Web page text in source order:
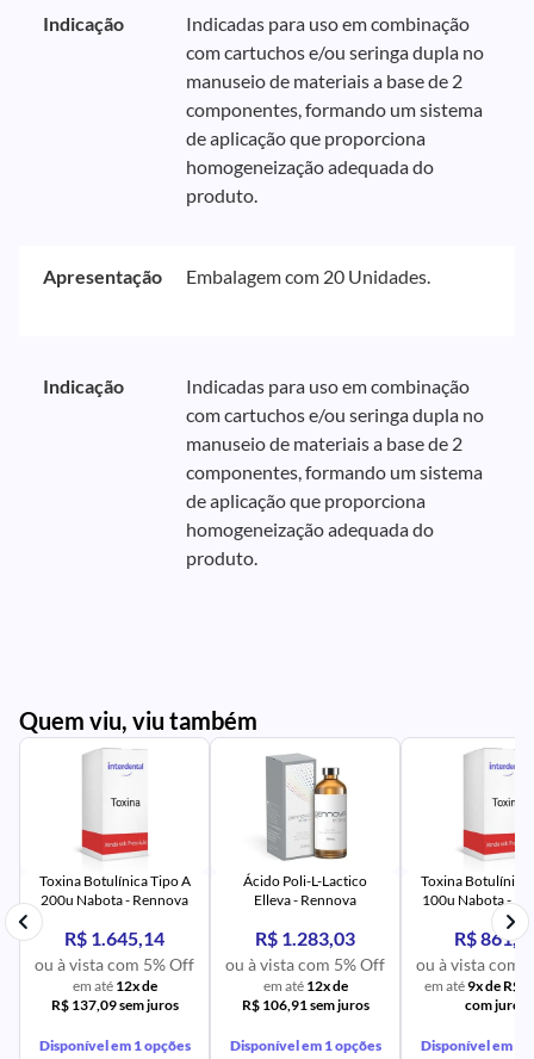
Indicação
Indicadas para uso em combinação
com cartuchos e/ou seringa dupla no
manuseio de materiais a base de 2
componentes, formando um sistema
de aplicação que proporciona
homogeneização adequada do
produto.
Apresentação Embalagem com 20 Unidades.
Indicação
Indicadas para uso em combinação
com cartuchos e/ou seringa dupla no
manuseio de materiais a base de 2
componentes, formando um sistema
de aplicação que proporciona
homogeneização adequada do
produto.
Quem viu, viu também
Toxina Botulínica Tipo A
200u Nabota - Rennova
R$ 1.645,14
ou à vista com 5% Off
em até 12x de
R$ 137,09 sem juros
Disponível em 1 opções
UR NA
Ácido Poli-L-Lactico
Elleva - Rennova
R$ 1.283,03
ou à vista com 5% Off
em até 12x de
R$ 106,91 sem juros
Disponível em 1 opções
UR NA
Toxina Botulínica
100u Nabota -
R$
ou à vista com
em até9x de R$
com juros
Disponível em 1